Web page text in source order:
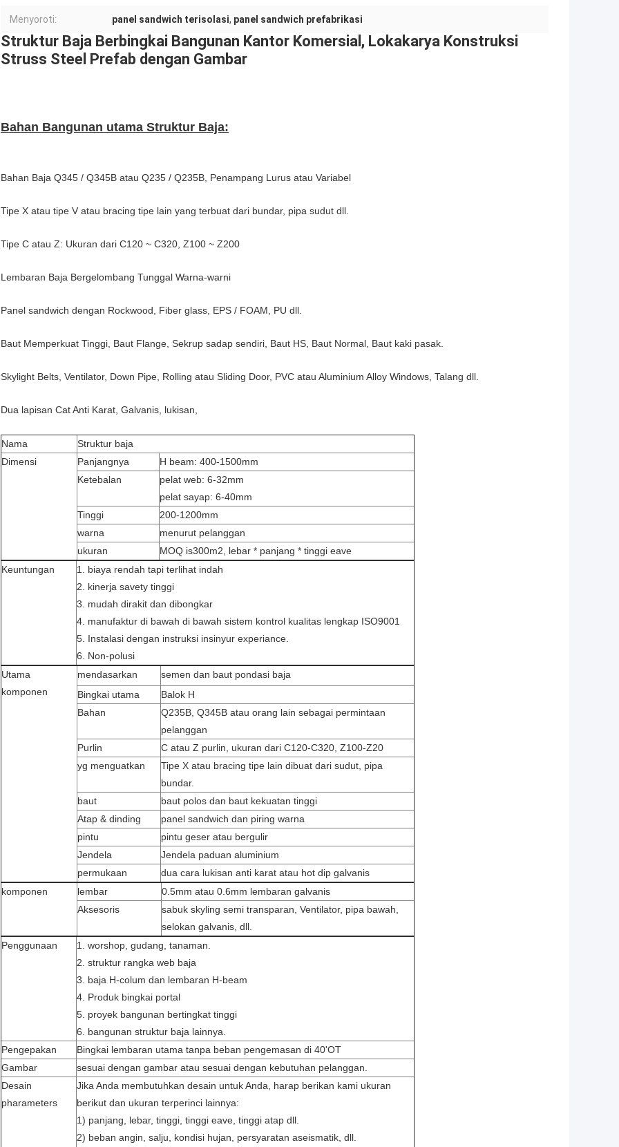
Menyoroti: panel sandwich terisolasi, panel sandwich prefabrikasi
Struktur Baja Berbingkai Bangunan Kantor Komersial, Lokakarya Konstruksi
Struss Steel Prefab dengan Gambar
Bahan Bangunan utama Struktur Baja:
Bahan Baja Q345 / Q345B atau Q235 / Q235B, Penampang Lurus atau Variabel
Tipe X atau tipe V atau bracing tipe lain yang terbuat dari bundar, pipa sudut dll.
Tipe C atau Z: Ukuran dari C120 ~ C320, Z100 ~ Z200
Lembaran Baja Bergelombang Tunggal Warna-warni
Panel sandwich dengan Rockwood, Fiber glass, EPS / FOAM, PU dll.
Baut Memperkuat Tinggi, Baut Flange, Sekrup sadap sendiri, Baut HS, Baut Normal, Baut kaki pasak.
Skylight Belts, Ventilator, Down Pipe, Rolling atau Sliding Door, PVC atau Aluminium Alloy Windows, Talang dll.
Dua lapisan Cat Anti Karat, Galvanis, lukisan,
Nama
Struktur baja
Dimensi
Panjangnya
H beam: 400-1500mm
Ketebalan
pelat web: 6-32mm
pelat sayap: 6-40mm
Tinggi
200-1200mm
warna
menurut pelanggan
ukuran
MOQ is300m2, lebar * panjang * tinggi eave
Keuntungan
1. biaya rendah tapi terlihat indah
2. kinerja savety tinggi
3. mudah dirakit dan dibongkar
4. manufaktur di bawah di bawah sistem kontrol kualitas lengkap ISO9001
5. Instalasi dengan instruksi insinyur experiance.
6. Non-polusi
Utama
komponen
mendasarkan
semen dan baut pondasi baja
Bingkai utama
Balok H
Bahan
Q235B, Q345B atau orang lain sebagai permintaan
pelanggan
Purlin
C atau Z purlin, ukuran dari C120-C320, Z100-Z20
yg menguatkan
Tipe X atau bracing tipe lain dibuat dari sudut, pipa
bundar.
baut
baut polos dan baut kekuatan tinggi
Atap & dinding
panel sandwich dan piring warna
pintu
pintu geser atau bergulir
Jendela
Jendela paduan aluminium
permukaan
dua cara lukisan anti karat atau hot dip galvanis
komponen
lembar
0.5mm atau 0.6mm lembaran galvanis
Aksesoris
sabuk skyling semi transparan, Ventilator, pipa bawah,
selokan galvanis, dll.
Penggunaan
1. worshop, gudang, tanaman.
2. struktur rangka web baja
3. baja H-colum dan lembaran H-beam
4. Produk bingkai portal
5. proyek bangunan bertingkat tinggi
6. bangunan struktur baja lainnya.
Pengepakan
Bingkai lembaran utama tanpa beban pengemasan di 40'OT
Gambar
sesuai dengan gambar atau sesuai dengan kebutuhan pelanggan.
Desain
pharameters
Jika Anda membutuhkan desain untuk Anda, harap berikan kami ukuran
berikut dan ukuran terperinci lainnya:
1) panjang, lebar, tinggi, tinggi eave, tinggi atap dll.
2) beban angin, salju, kondisi hujan, persyaratan aseismatik, dll.